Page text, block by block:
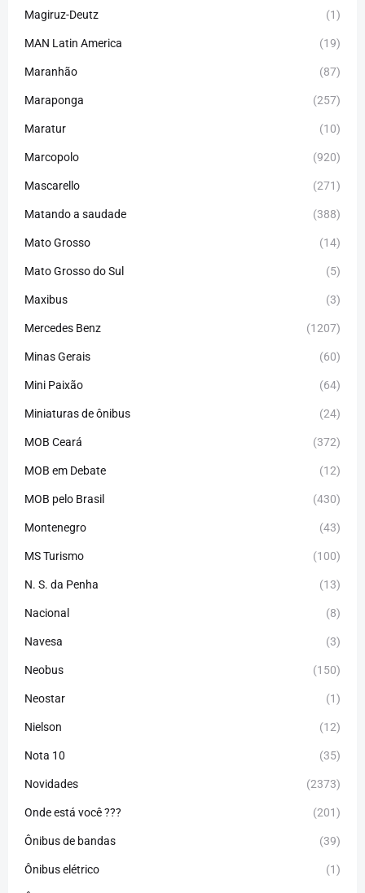
Magiruz-Deutz (1)
MAN Latin America (19)
Maranhão (87)
Maraponga (257)
Maratur (10)
Marcopolo (920)
Mascarello (271)
Matando a saudade (388)
Mato Grosso (14)
Mato Grosso do Sul (5)
Maxibus (3)
Mercedes Benz (1207)
Minas Gerais (60)
Mini Paixão (64)
Miniaturas de ônibus (24)
MOB Ceará (372)
MOB em Debate (12)
MOB pelo Brasil (430)
Montenegro (43)
MS Turismo (100)
N. S. da Penha (13)
Nacional (8)
Navesa (3)
Neobus (150)
Neostar (1)
Nielson (12)
Nota 10 (35)
Novidades (2373)
Onde está você ??? (201)
Ônibus de bandas (39)
Ônibus elétrico (1)